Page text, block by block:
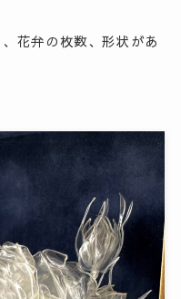
花弁の枚数、形状があ